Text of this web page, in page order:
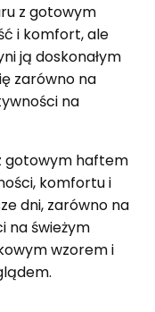
z gotowym
i komfort, ale
ją doskonałym
zarówno na
na
gotowym haftem
komfortu i
dni, zarówno na
na świeżym
wzorem i